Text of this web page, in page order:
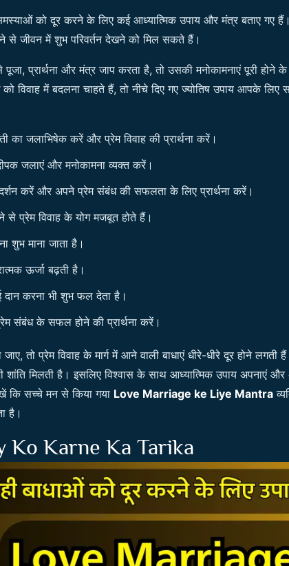
को दूर करने के लिए कई आध्यात्मिक उपाय और मंत्र बताए गए
जीवन में शुभ परिवर्तन देखने को मिल सकते हैं।
प्रार्थना और मंत्र जाप करता है, तो उसकी मनोकामनाएं पूरी होने
में बदलना चाहते हैं, तो नीचे दिए गए ज्योतिष उपाय आपके लिए
का जलाभिषेक करें और प्रेम विवाह की प्रार्थना करें।
जलाएं और मनोकामना व्यक्त करें।
करें और अपने प्रेम संबंध की सफलता के लिए प्रार्थना करें।
से प्रेम विवाह के योग मजबूत होते हैं।
शुभ माना जाता है।
ऊर्जा बढ़ती है।
दान करना भी शुभ फल देता है।
संबंध के सफल होने की प्रार्थना करें।
तो प्रेम विवाह के मार्ग में आने वाली बाधाएं धीरे-धीरे दूर होने लगती
मिलती है। इसलिए विश्वास के साथ आध्यात्मिक उपाय अपनाएं
कि सच्चे मन से किया गया Love Marriage ke Liye Mantra
है।
Ko Karne Ka Tarika